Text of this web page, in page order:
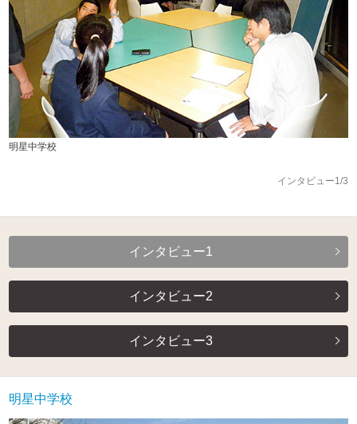
明星中学校
インタビュー1/3
インタビュー1
インタビュー2
インタビュー3
明星中学校